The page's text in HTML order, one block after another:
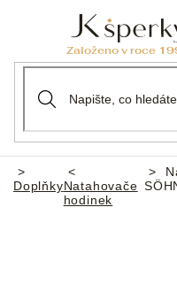
Domů
DoplňkyNatahovače
hodinek